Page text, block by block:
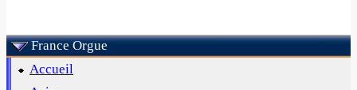
France Orgue
Accueil